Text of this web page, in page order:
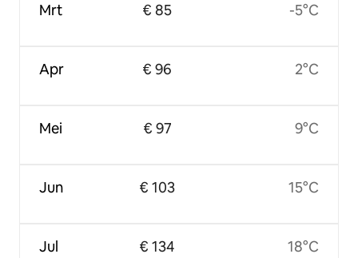
Mrt
Apr
Mei
Jun
Jul
€ 85
€ 96
€ 97
€ 103
€ 134
-5°C
2°C
9°C
15°C
18°C